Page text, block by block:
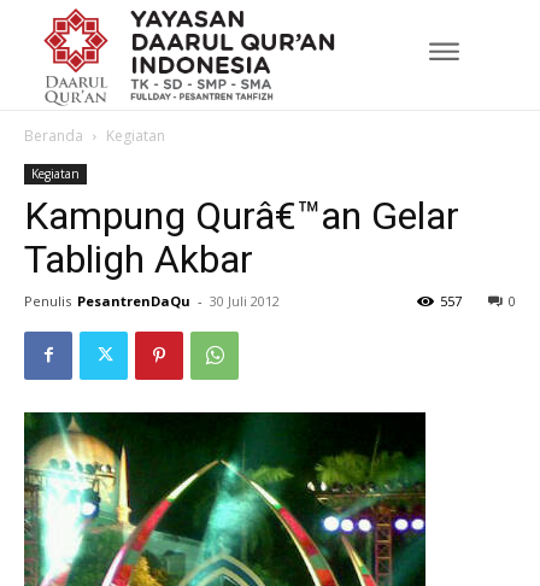
Beranda Kegiatan
Kegiatan
Kampung Qurâ€™an Gelar
Tabligh Akbar
Penulis PesantrenDaQu - 30 Juli 2012 0
557